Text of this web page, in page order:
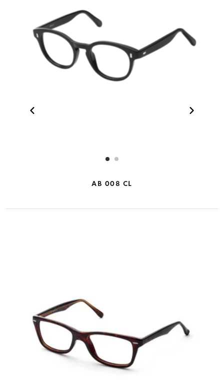
AB 008 CL